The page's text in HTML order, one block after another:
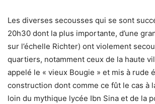
Les diverses secousses qui se sont
20h30 dont la plus importante, d’une
sur l’échelle Richter) ont violement
quartiers, notamment ceux de la haute
appelé le « vieux Bougie » et mis à rude
construction dont comme ce fût le cas à
loin du mythique lycée Ibn Sina et de la